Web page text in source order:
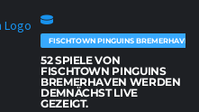
FISCHTOWN PINGUINS BREMERHAVEN
52 SPIELE VON
FISCHTOWN PINGUINS
BREMERHAVEN WERDEN
DEMNÄCHST LIVE
GEZEIGT.